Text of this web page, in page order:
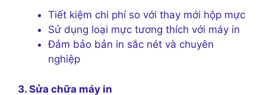
Tiết kiệm chi phí so với thay mới hộp mực
Sử dụng loại mực tương thích với máy in
Đảm bảo bản in sắc nét và chuyên
nghiệp
3. Sửa chữa máy in